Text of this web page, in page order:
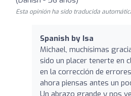
Esta opinión ha sido traducida
Spanish by Isa
Michael, muchísimas
sido un placer tenerte en
en la corrección de
ahora piensas antes un
Un abrazo grande y nos